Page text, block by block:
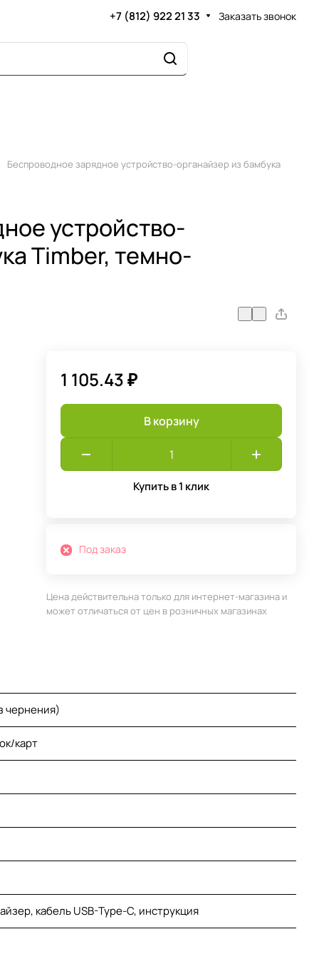
+7 (812) 922 21 33 Заказать звонок
Беспроводное зарядное устройство-органайзер из бамбука
устройство-
Timber, темно-
1 105.43 ₽
В корзину
Купить в 1 клик
Под заказ
Цена действительна только для интернет-магазина и
может отличаться от цен в розничных магазинах
чернения)
карт
кабель USB-Type-C, инструкция